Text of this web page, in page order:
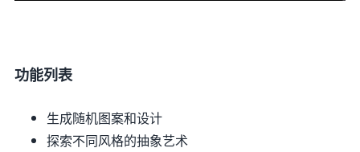
功能列表
生成随机图案和设计
探索不同风格的抽象艺术